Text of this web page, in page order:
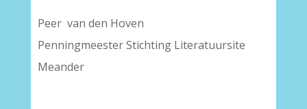
Peer van den Hoven
Penningmeester Stichting Literatuursite
Meander